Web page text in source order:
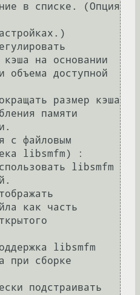
в списке. (Опция
кэша на основании
объема доступной
памяти
libsmfm) :
как часть
при сборке